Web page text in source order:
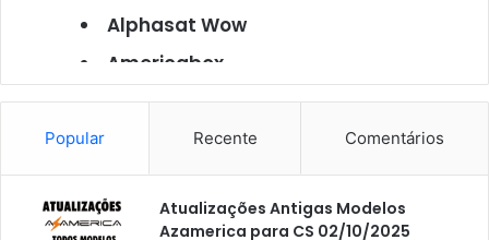
Alphasat Wow
Americabox
Americabox S101
Americabox S105
Americabox S105 Plus
Americabox S205
Popular Recente Comentários
Atualizações Antigas Modelos
Azamerica para CS 02/10/2025